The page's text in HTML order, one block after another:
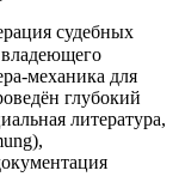
судебных
владеющего
механика для
глубокий
литература,